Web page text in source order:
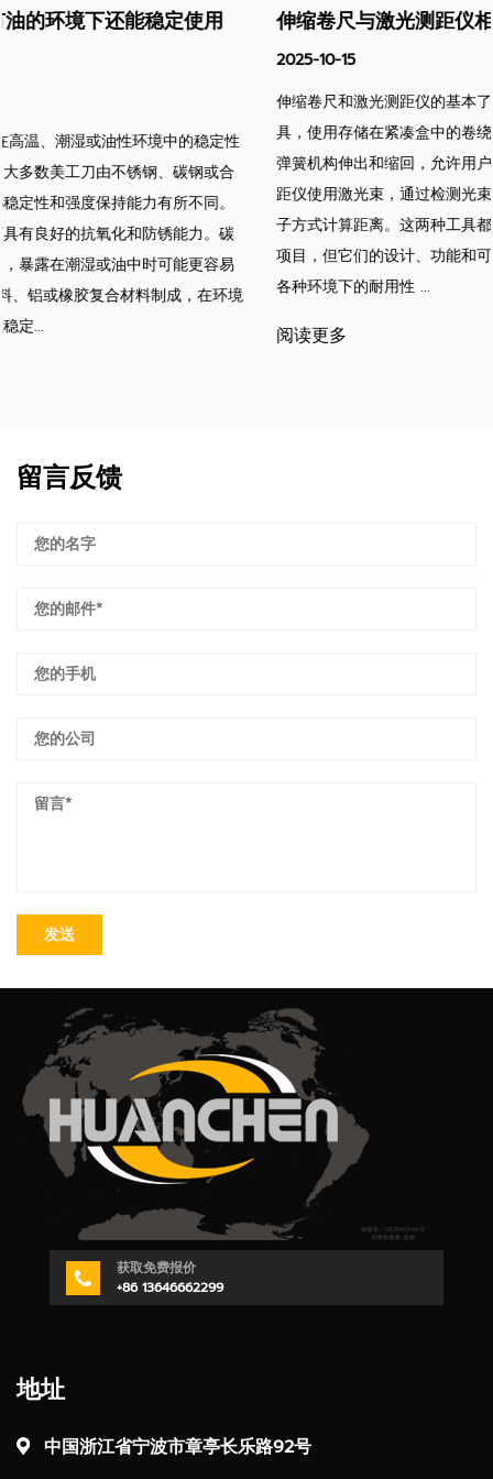
伸缩卷尺与激光测距仪相比有哪些优势？
伸缩卷尺和激光测距仪的基本了解 可伸缩卷尺是一种机械测量工
具，使用存储在紧凑盒中的卷绕金属或玻璃纤维卷尺。它可以通过
弹簧机构伸出和缩回，允许用户手动测量距离。相比之下，激光测
距仪使用激光束，通过检测光束从目标表面反射所需的时间来以电
子方式计算距离。这两种工具都广泛用于建筑、木工、建筑和家居
项目，但它们的设计、功能和可用性根据应用而产生不同的优势。
各种环境下的耐用性 ...
阅读更多
留言反馈
获取免费报价
+86 13646662299
地址
中国浙江省宁波市章亭长乐路92号